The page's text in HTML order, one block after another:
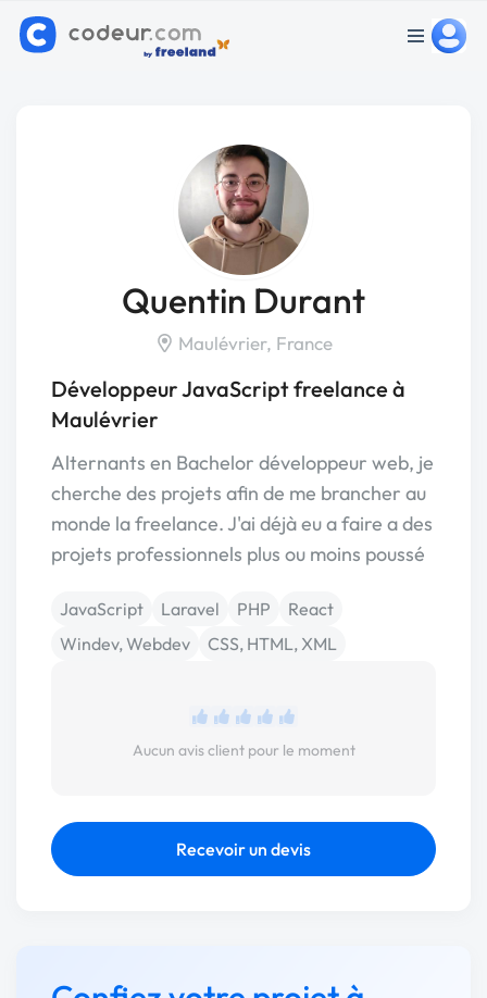
Quentin Durant
Maulévrier, France
Développeur JavaScript freelance à
Maulévrier
Alternants en Bachelor développeur web, je
cherche des projets afin de me brancher au
monde la freelance. J'ai déjà eu a faire a des
projets professionnels plus ou moins poussé
JavaScript Laravel PHP
React
Windev, Webdev
CSS, HTML, XML
Aucun avis client pour le moment
Recevoir un devis